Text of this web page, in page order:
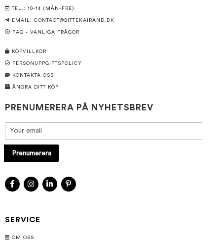
TEL.: 10-14 (MÅN-FRE)
EMAIL: CONTACT@BITTEKAIRAND.DK
FAQ - VANLIGA FRÅGOR
KÖPVILLKOR
PERSONUPPGIFTSPOLICY
KONTAKTA OSS
ÅNGRA DITT KÖP
PRENUMERERA PÅ NYHETSBREV
Prenumerera
SERVICE
OM OSS